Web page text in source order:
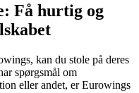
Få hurtig og
kan du stole på deres
spørgsmål om
eller andet, er Eurowings